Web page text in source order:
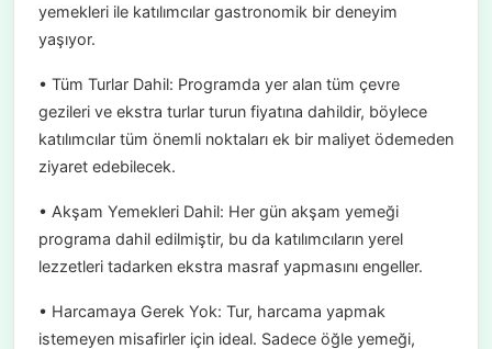
yemekleri ile katılımcılar gastronomik bir deneyim
yaşıyor.
• Tüm Turlar Dahil: Programda yer alan tüm çevre
gezileri ve ekstra turlar turun fiyatına dahildir, böylece
katılımcılar tüm önemli noktaları ek bir maliyet ödemeden
ziyaret edebilecek.
• Akşam Yemekleri Dahil: Her gün akşam yemeği
programa dahil edilmiştir, bu da katılımcıların yerel
lezzetleri tadarken ekstra masraf yapmasını engeller.
• Harcamaya Gerek Yok: Tur, harcama yapmak
istemeyen misafirler için ideal. Sadece öğle yemeği,